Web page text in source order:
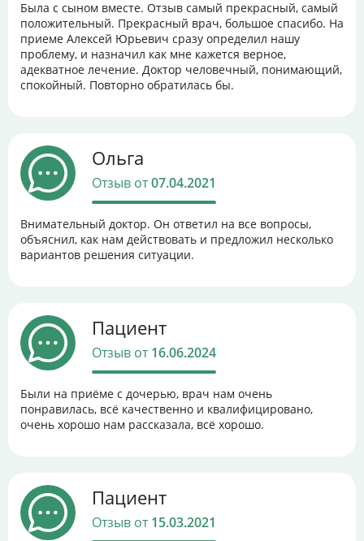
Была с сыном вместе. Отзыв самый прекрасный, самый
положительный. Прекрасный врач, большое спасибо. На
приеме Алексей Юрьевич сразу определил нашу
проблему, и назначил как мне кажется верное,
адекватное лечение. Доктор человечный, понимающий,
спокойный. Повторно обратилась бы.
Ольга
Отзыв от07.04.2021
Внимательный доктор. Он ответил на все вопросы,
объяснил, как нам действовать и предложил несколько
вариантов решения ситуации.
Пациент
Отзыв от16.06.2024
Были на приёме с дочерью, врач нам очень
понравилась, всё качественно и квалифицировано,
очень хорошо нам рассказала, всё хорошо.
Пациент
Отзыв от15.03.2021